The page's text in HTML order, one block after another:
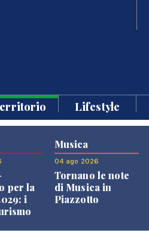
Lifestyle
per la
i
Musica
04 ago 2026
Tornano le note
di Musica in
Piazzotto